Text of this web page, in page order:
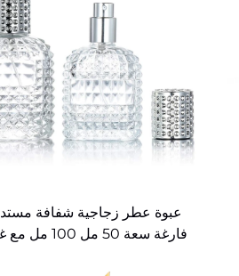
عبوة عطر زجاجية شفافة
فارغة سعة 50 مل 100 مل مع غطاء